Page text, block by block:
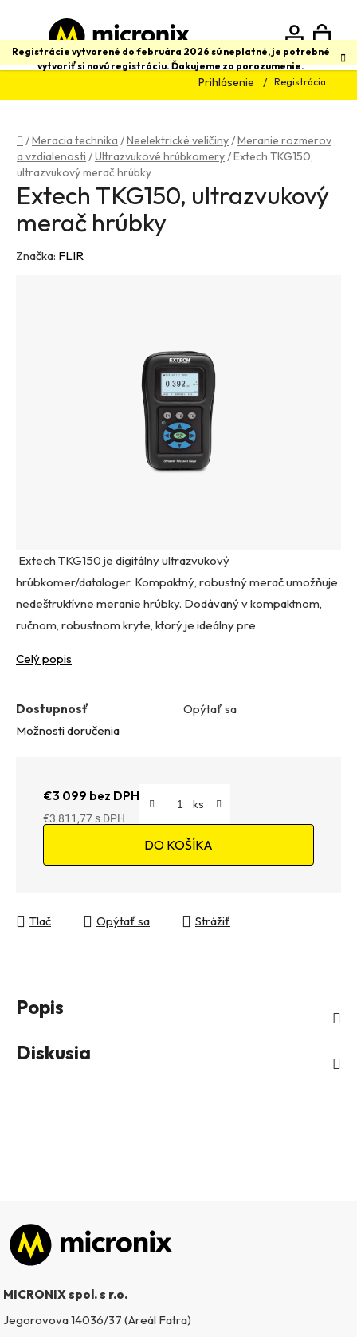
obsah
Registrácie vytvorené do februára 2026 sú neplatné, je potrebné
vytvoriť si novú registráciu. Ďakujeme za porozumenie.
Prihlásenie Registrácia
Hľadať
Domov
/Meracia technika /Neelektrické veličiny/Meranie rozmerov
a vzdialenosti /Ultrazvukové hrúbkomery/Extech TKG150,
ultrazvukový merač hrúbky
Extech TKG150 je digitálny ultrazvukový
hrúbkomer/dataloger. Kompaktný, robustný merač umožňuje
nedeštruktívne meranie hrúbky. Dodávaný v kompaktnom,
ručnom, robustnom kryte, ktorý je ideálny pre
Celý popis
Dostupnosť
Opýtať sa
Možnosti doručenia
€3 099 bez DPH
€3 811,77
DO KOŠÍKA
Tlač Opýtať sa Strážiť
Extech TKG150, ultrazvukový
merač hrúbky
Značka: FLIR
Popis
Diskusia
Zápätie
MICRONIX spol. s r.o.
Jegorovova 14036/37 (Areál Fatra)